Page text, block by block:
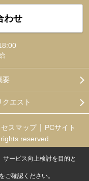
わせ
要
クエスト
スマップ
PCサイト
reserved.
ービス向上検討を目的と
をご確認ください。